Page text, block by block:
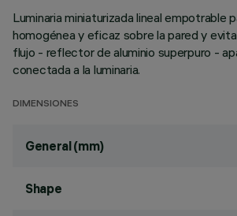
Luminaria miniaturizada lineal
homogénea y eficaz sobre la pared y
flujo - reflector de aluminio superpuro -
conectada a la luminaria.
DIMENSIONES
General (mm)
Shape